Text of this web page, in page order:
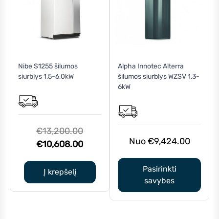
Nibe S1255 šilumos
siurblys 1,5-6,0kW
€13,200.00Original
price
€10,608.00Current
€10,608.00.
Į krepšelį
Alpha Innotec Alterra
šilumos siurblys WZSV 1,3-
6kW
€9,424.00
Pasirinkti
savybes
product
has
options
may
on
the